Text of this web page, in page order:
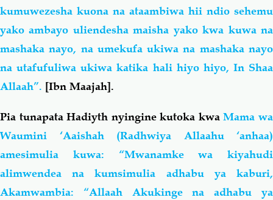
kumuwezesha kuona na ataambiwa hii ndio sehemu
yako ambayo uliendesha maisha yako kwa kuwa na
mashaka nayo, na umekufa ukiwa na mashaka nayo
na utafufuliwa ukiwa katika hali hiyo hiyo, In Shaa
Allaah”. [Ibn Maajah].
Pia tunapata Hadiyth nyingine kutoka kwaMama wa
Waumini ‘Aaishah (Radhwiya Allaahu ‘anhaa)
amesimulia kuwa: “Mwanamke wa kiyahudi
alimwendea na kumsimulia adhabu ya kaburi,
Akamwambia: “Allaah Akukinge na adhabu ya